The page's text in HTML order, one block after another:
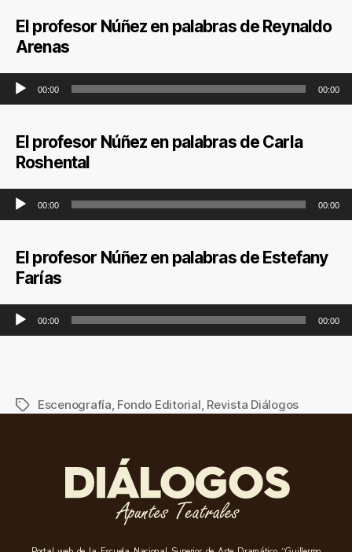
El profesor Núñez en palabras de Reynaldo
Arenas
Reproductor de audio
00:00 00:00
El profesor Núñez en palabras de Carla
Roshental
Reproductor de audio
00:00 00:00
El profesor Núñez en palabras de Estefany
Farías
Reproductor de audio
00:00 00:00
Escenografía, Fondo Editorial, Revista Diálogos